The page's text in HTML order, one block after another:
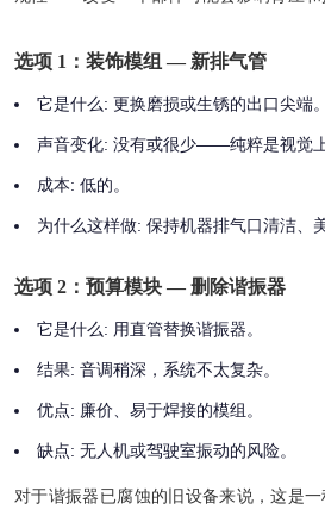
选项 1：装饰模组 — 新排气管
它是什么: 更换磨损或生锈的出口尖端。
声音变化: 没有或很少——纯粹是视觉上
成本: 低的。
为什么这样做: 保持机器排气口清洁、
选项 2：预算模块 — 删除谐振器
它是什么: 用直管替换谐振器。
结果: 音调稍深，系统不太复杂。
优点: 廉价、易于焊接的模组。
缺点: 无人机或驾驶室振动的风险。
对于谐振器已腐蚀的旧设备来说，这是